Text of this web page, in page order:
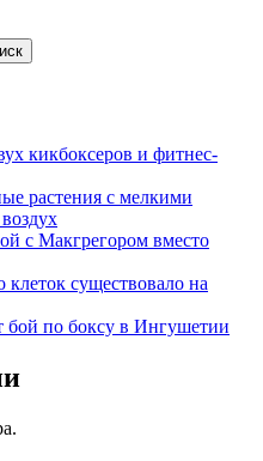
кикбоксеров и фитнес-
растения с мелкими
с Макгрегором вместо
существовало на
бой по боксу в Ингушетии